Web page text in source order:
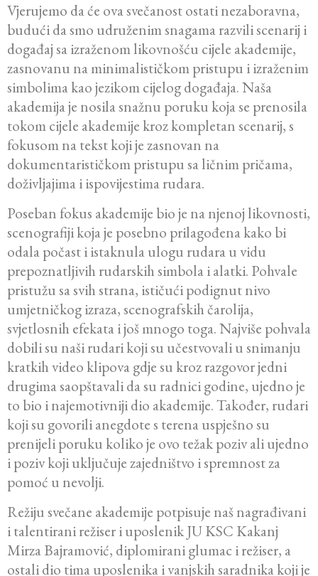
Vjerujemo da će ova svečanost ostati nezaboravna,
budući da smo udruženim snagama razvili scenarij i
događaj sa izraženom likovnošću cijele akademije,
zasnovanu na minimalističkom pristupu i izraženim
simbolima kao jezikom cijelog događaja. Naša
akademija je nosila snažnu poruku koja se prenosila
tokom cijele akademije kroz kompletan scenarij, s
fokusom na tekst koji je zasnovan na
dokumentarističkom pristupu sa ličnim pričama,
doživljajima i ispovijestima rudara.
Poseban fokus akademije bio je na njenoj likovnosti,
scenografiji koja je posebno prilagođena kako bi
odala počast i istaknula ulogu rudara u vidu
prepoznatljivih rudarskih simbola i alatki. Pohvale
pristužu sa svih strana, ističući podignut nivo
umjetničkog izraza, scenografskih čarolija,
svjetlosnih efekata i još mnogo toga. Najviše pohvala
dobili su naši rudari koji su učestvovali u snimanju
kratkih video klipova gdje su kroz razgovor jedni
drugima saopštavali da su radnici godine, ujedno je
to bio i najemotivniji dio akademije. Također, rudari
koji su govorili anegdote s terena uspješno su
prenijeli poruku koliko je ovo težak poziv ali ujedno
i poziv koji uključuje zajedništvo i spremnost za
pomoć u nevolji.
Režiju svečane akademije potpisuje naš nagrađivani
i talentirani režiser i uposlenik JU KSC Kakanj
Mirza Bajramović, diplomirani glumac i režiser, a
ostali dio tima uposlenika i vanjskih saradnika koji je